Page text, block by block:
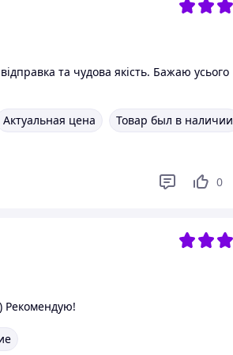
та чудова якість. Бажаю усього
Актуальная цена
Товар был в наличии
0
Рекомендую!